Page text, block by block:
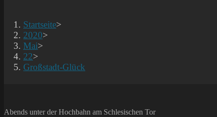
Startseite>
2020>
Mai>
22>
Großstadt-Glück
Abends unter der Hochbahn am Schlesischen Tor